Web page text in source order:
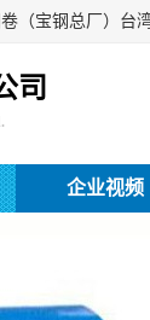
司
企业视频